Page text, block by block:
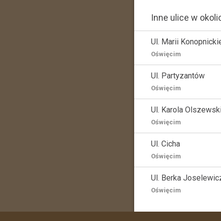
Inne ulice w
Ul. Marii
Oświęcim
Ul. Partyzantów
Oświęcim
Ul. Karola
Oświęcim
Ul. Cicha
Oświęcim
Ul. Berka
Oświęcim